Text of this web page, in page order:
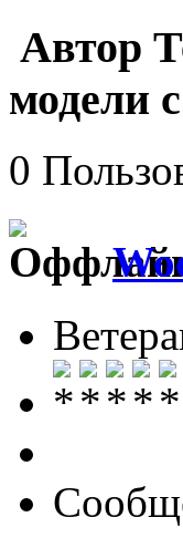
Автор
модели
0